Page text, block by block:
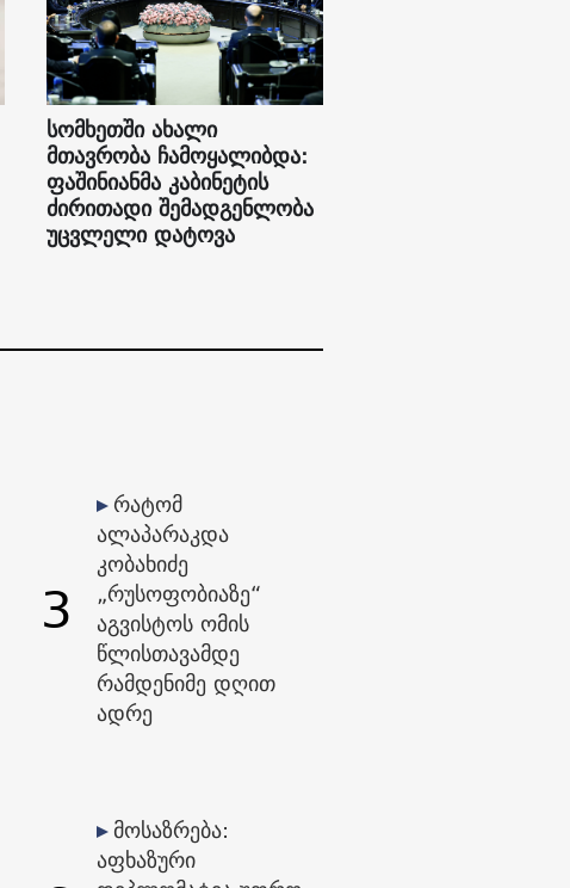
სომხეთში ახალი
მთავრობა ჩამოყალიბდა:
ფაშინიანმა კაბინეტის
ძირითადი შემადგენლობა
უცვლელი დატოვა
3
რატომ
ალაპარაკდა
კობახიძე
„რუსოფობიაზე“
აგვისტოს ომის
წლისთავამდე
რამდენიმე დღით
ადრე
მოსაზრება:
აფხაზური